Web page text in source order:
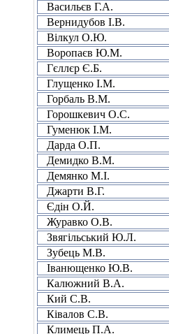
Васильєв Г.А.
Вернидубов І.В.
Вілкул О.Ю.
Воропаєв Ю.М.
Гєллєр Є.Б.
Глущенко І.М.
Горбаль В.М.
Горошкевич О.С.
Гуменюк І.М.
Дарда О.П.
Демидко В.М.
Демянко М.І.
Джарти В.Г.
Єдін О.Й.
Журавко О.В.
Звягільський Ю.Л.
Зубець М.В.
Іванющенко Ю.В.
Калюжний В.А.
Кий С.В.
Ківалов С.В.
Климець П.А.